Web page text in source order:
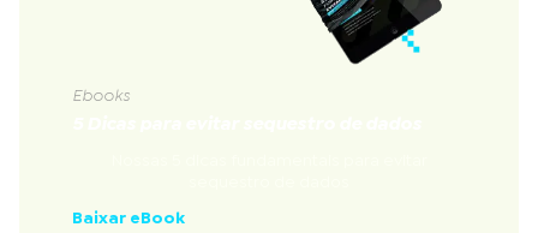
Ebooks
Baixar eBook